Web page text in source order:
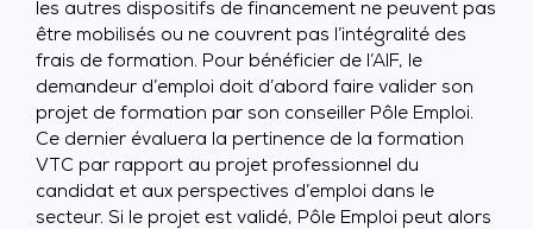
les autres dispositifs de financement ne peuvent pas
être mobilisés ou ne couvrent pas l’intégralité des
frais de formation. Pour bénéficier de l’AIF, le
demandeur d’emploi doit d’abord faire valider son
projet de formation par son conseiller Pôle Emploi.
Ce dernier évaluera la pertinence de la formation
VTC par rapport au projet professionnel du
candidat et aux perspectives d’emploi dans le
secteur. Si le projet est validé, Pôle Emploi peut alors